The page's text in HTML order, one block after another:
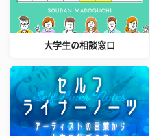
大学生の相談窓口